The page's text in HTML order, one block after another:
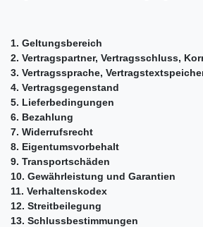
1. Geltungsbereich
2. Vertragspartner, Vertragsschluss,
3. Vertragssprache,
4. Vertragsgegenstand
5. Lieferbedingungen
6. Bezahlung
7. Widerrufsrecht
8. Eigentumsvorbehalt
9. Transportschäden
10. Gewährleistung und Garantien
11. Verhaltenskodex
12. Streitbeilegung
13. Schlussbestimmungen